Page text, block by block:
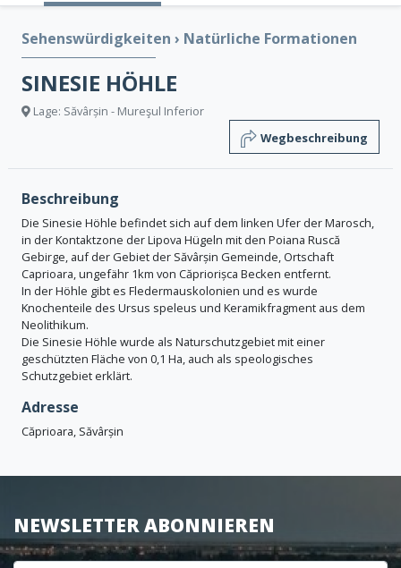
Sehenswürdigkeiten › Natürliche Formationen
SINESIE HÖHLE
Lage: Săvârșin - Mureşul Inferior
Wegbeschreibung
Beschreibung
Die Sinesie Höhle befindet sich auf dem linken Ufer der Marosch,
in der Kontaktzone der Lipova Hügeln mit den Poiana Ruscă
Gebirge, auf der Gebiet der Săvârșin Gemeinde, Ortschaft
Caprioara, ungefähr 1km von Căpriorișca Becken entfernt.
In der Höhle gibt es Fledermauskolonien und es wurde
Knochenteile des Ursus speleus und Keramikfragment aus dem
Neolithikum.
Die Sinesie Höhle wurde als Naturschutzgebiet mit einer
geschützten Fläche von 0,1 Ha, auch als speologisches
Schutzgebiet erklärt.
Adresse
Căprioara, Săvârșin
NEWSLETTER ABONNIEREN